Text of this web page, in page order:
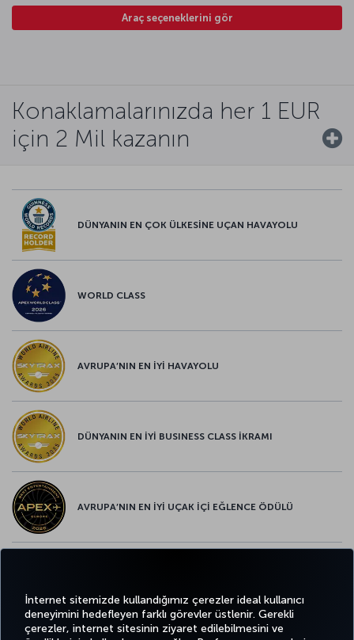
İnternet sitemizde kullandığımız çerezler ideal kullanıcı
deneyimini hedefleyen farklı görevler üstlenir. Gerekli
çerezler, internet sitesinin ziyaret edilebilmesini ve
Araç seçeneklerini gör
Konaklamalarınızda her 1 EUR
için 2 Mil kazanın
DÜNYANIN EN ÇOK ÜLKESİNE UÇAN HAVAYOLU
WORLD CLASS
AVRUPA’NIN EN İYİ HAVAYOLU
DÜNYANIN EN İYİ BUSINESS CLASS İKRAMI
AVRUPA’NIN EN İYİ UÇAK İÇİ EĞLENCE ÖDÜLÜ